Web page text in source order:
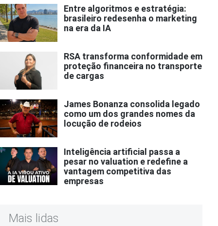
Entre algoritmos e estratégia:
brasileiro redesenha o marketing
na era da IA
RSA transforma conformidade em
proteção financeira no transporte
de cargas
James Bonanza consolida legado
como um dos grandes nomes da
locução de rodeios
Inteligência artificial passa a
pesar no valuation e redefine a
vantagem competitiva das
empresas
Mais lidas